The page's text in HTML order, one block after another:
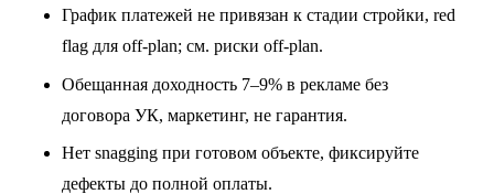
График платежей не привязан к стадии стройки, red
flag для off-plan; см. риски off-plan.
Обещанная доходность 7–9% в рекламе без
договора УК, маркетинг, не гарантия.
Нет snagging при готовом объекте, фиксируйте
дефекты до полной оплаты.